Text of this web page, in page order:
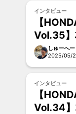
インタビュー
【
Vol.35】
役 渡邊
しゅーへー
2025/05/
インタビュー
【
Vol.34】